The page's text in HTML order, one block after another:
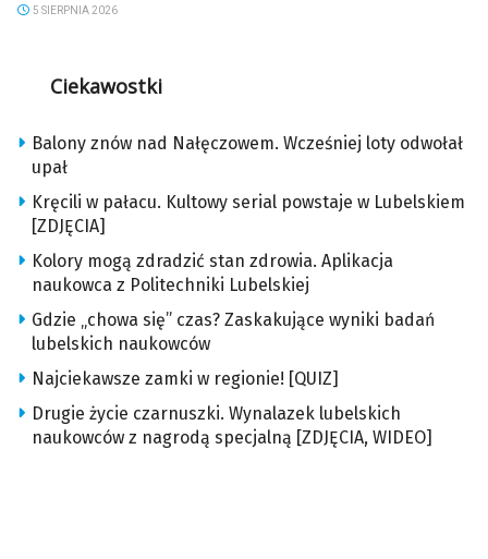
5 SIERPNIA 2026
Ciekawostki
Balony znów nad Nałęczowem. Wcześniej loty odwołał
upał
Kręcili w pałacu. Kultowy serial powstaje w Lubelskiem
[ZDJĘCIA]
Kolory mogą zdradzić stan zdrowia. Aplikacja
naukowca z Politechniki Lubelskiej
Gdzie „chowa się” czas? Zaskakujące wyniki badań
lubelskich naukowców
Najciekawsze zamki w regionie! [QUIZ]
Drugie życie czarnuszki. Wynalazek lubelskich
naukowców z nagrodą specjalną [ZDJĘCIA, WIDEO]